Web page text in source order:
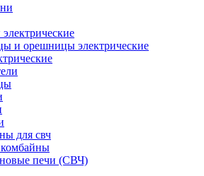
и орешницы электрические
для свч
печи (СВЧ)